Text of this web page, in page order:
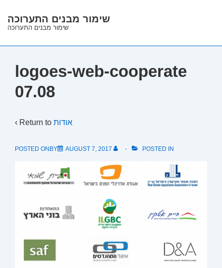
Skip
Main
שימור מבנים התערוכה
שימור מבנים התערוכה
logoes-web-cooperate
07.08
‹ Return to אודות
POSTED ONBY AUGUST 7, 2017 POSTED IN